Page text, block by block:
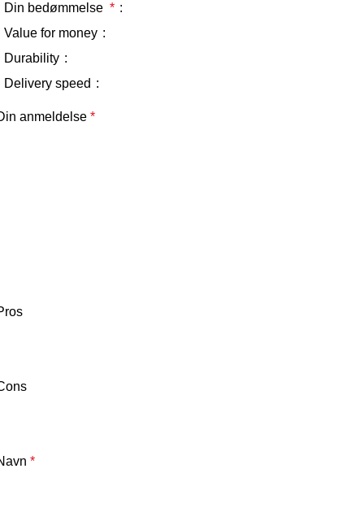
Din bedømmelse *
Value for money
Durability
Delivery speed
anmeldelse *
*